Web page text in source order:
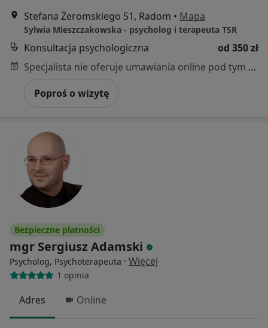
Stefana Żeromskiego 51, Radom • Mapa
Sylwia Mieszczakowska - psycholog i terapeuta TSR
Konsultacja psychologiczna
od 350 zł
Specjalista nie oferuje umawiania online pod tym adresem.
Poproś o wizytę
Bezpieczne płatności
mgr Sergiusz Adamski
Psycholog, Psychoterapeuta · Więcej
1 opinia
Adres Online